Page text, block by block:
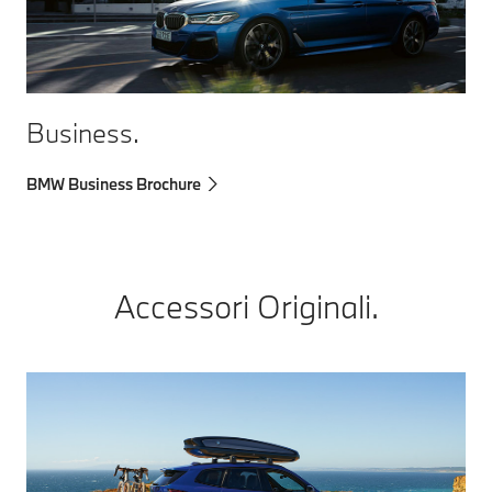
Business.
BMW Business Brochure
Accessori Originali.